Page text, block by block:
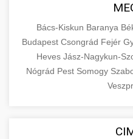
Bács-Kiskun Baranya
Budapest Csongrád Fejér
Heves Jász-Nagykun-
Nógrád Pest Somogy